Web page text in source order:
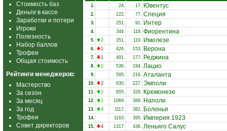
Стоимость баз
Деньги в кассе
Заработки и потери
Игроки
Полезность
Набор баллов
Трофеи
Общая стоимость
Рейтинги менеджеров:
Мастерство
За сезон
За месяц
За год
Трофеи
Совет директоров
1. 24. 17. Ювентус
2. 222. 77. Специя
3. 251. 91. Интер
4. 344. 118. Фиорентина
5. 2 351. 119. Имолезе
6. 1 426. 153. Верона
7. 1 491. 177. Реджина
8. 2 536. 194. Лацио
9. 595. 216. Аталанта
10. 2 630. 227. Эмполи
11. 1 955. 328. Кремонезе
12. 1 1069. 368. Наполи
13. 4 1117. 382. Болонья
14. 1163. 395. Империя 1923
15. 4 1317. 436. Леньяго Салус